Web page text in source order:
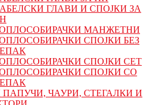
ГЛАВИ И СПОЈКИ ЗА
МАНЖЕТНИ
СПОЈКИ БЕЗ
СПОЈКИ СЕТ
СПОЈКИ СО
ПАПУЧИ, ЧАУРИ, СТЕГАЛКИ И